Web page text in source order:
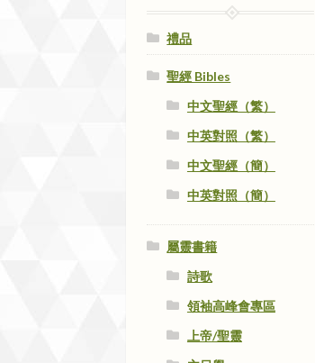
禮品
聖經 Bibles
中文聖經（繁）
中英對照（繁）
中文聖經（簡）
中英對照（簡）
屬靈書籍
詩歌
領袖高峰會專區
上帝/聖靈